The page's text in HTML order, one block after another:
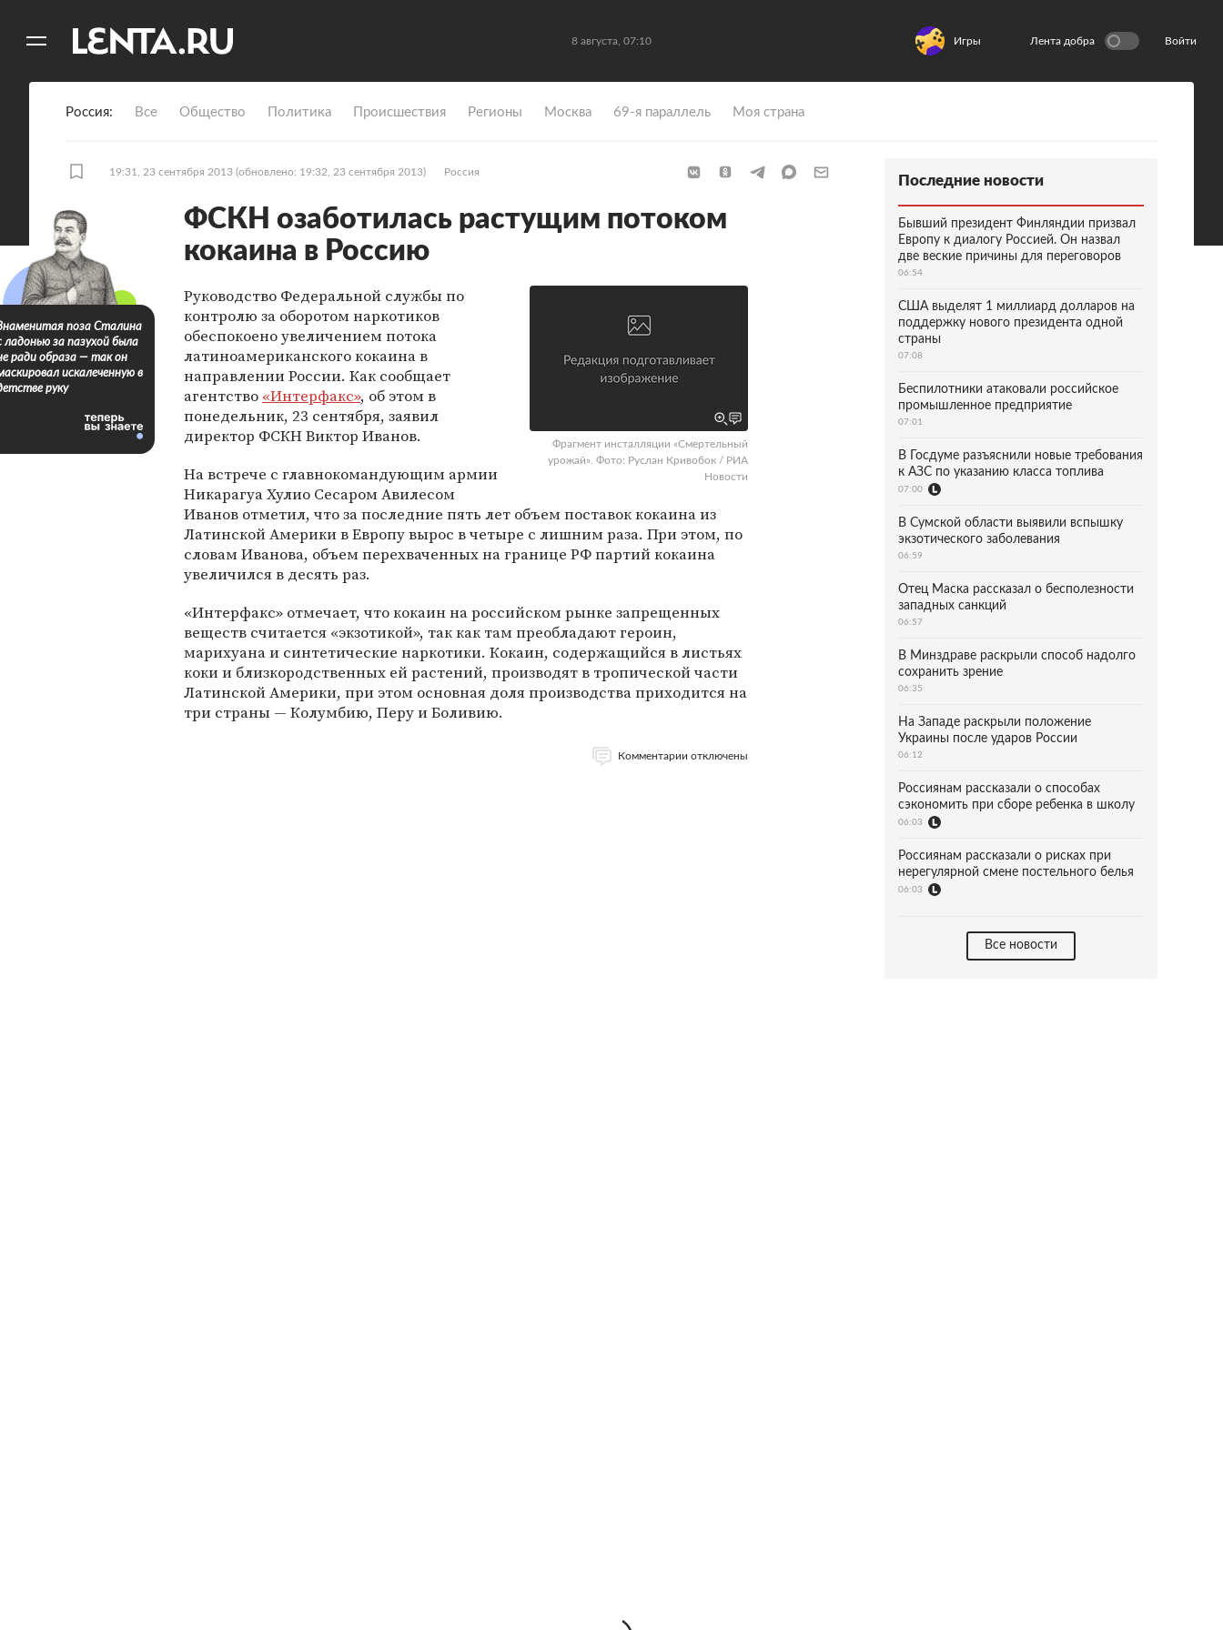
8 августа, 07:10 Игры Лента добра Войти
Россия Все Общество Политика Происшествия Регионы Москва 69-я параллель Моя страна
19:31, 23 сентября 2013 (обновлено: 19:32, 23 сентября 2013) Россия
ФСКН озаботилась растущим потоком
кокаина в Россию
Фрагмент инсталляции «Смертельный
урожай». Фото: Руслан Кривобок / РИА
Новости
Руководство Федеральной службы по
контролю за оборотом наркотиков
обеспокоено увеличением потока
латиноамериканского кокаина в
направлении России. Как сообщает
агентство «Интерфакс», об этом в
понедельник, 23 сентября, заявил
директор ФСКН Виктор Иванов.
На встрече с главнокомандующим армии
Никарагуа Хулио Сесаром Авилесом
Иванов отметил, что за последние пять лет объем поставок кокаина из
Латинской Америки в Европу вырос в четыре с лишним раза. При этом, по
словам Иванова, объем перехваченных на границе РФ партий кокаина
увеличился в десять раз.
«Интерфакс» отмечает, что кокаин на российском рынке запрещенных
веществ считается «экзотикой», так как там преобладают героин,
марихуана и синтетические наркотики. Кокаин, содержащийся в листьях
коки и близкородственных ей растений, производят в тропической части
Латинской Америки, при этом основная доля производства приходится на
три страны — Колумбию, Перу и Боливию.
Комментарии отключены
поза Сталина
ладонью за пазухой была
ради образа — так он
искалеченную в
руку
Последние новости
Бывший президент Финляндии призвал
Европу к диалогу Россией. Он назвал
две веские причины для переговоров
06:54
США выделят 1 миллиард долларов на
поддержку нового президента одной
страны
07:08
Беспилотники атаковали российское
промышленное предприятие
07:01
В Госдуме разъяснили новые требования
к АЗС по указанию класса топлива
07:00
В Сумской области выявили вспышку
экзотического заболевания
06:59
Отец Маска рассказал о бесполезности
западных санкций
06:57
В Минздраве раскрыли способ надолго
сохранить зрение
06:35
На Западе раскрыли положение
Украины после ударов России
06:12
Россиянам рассказали о способах
сэкономить при сборе ребенка в школу
06:03
Россиянам рассказали о рисках при
нерегулярной смене постельного белья
06:03
Все новости